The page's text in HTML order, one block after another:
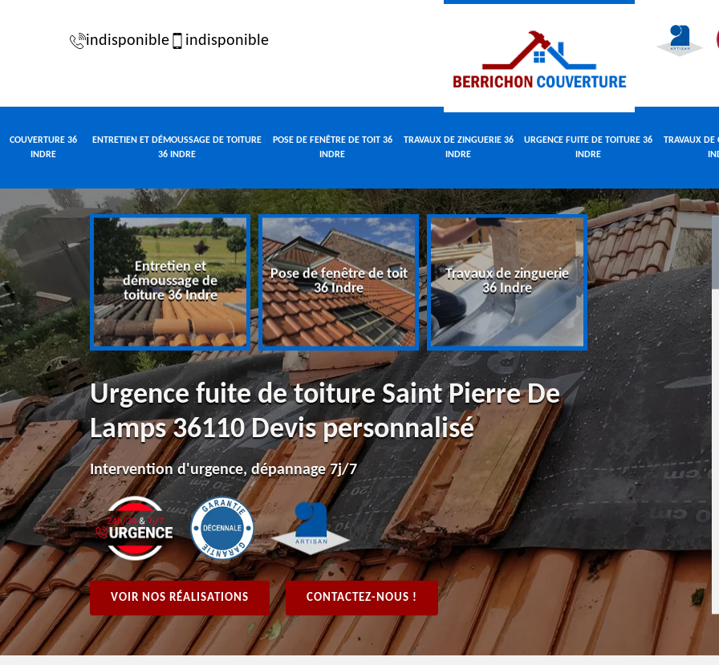
indisponible indisponible
COUVERTURE 36
INDRE
ENTRETIEN ET DÉMOUSSAGE DE TOITURE
36 INDRE
POSE DE FENÊTRE DE TOIT 36
INDRE
TRAVAUX DE ZINGUERIE 36
INDRE
URGENCE FUITE DE TOITURE 36
INDRE
TRAVAUX DE
36 Indre
Entretien et
démoussage de
toiture 36 Indre
Pose de fenêtre de toit
36 Indre
Travaux de zinguerie
36 Indre
Urgence fuite de
toiture 36
Urgence fuite de toiture Saint Pierre De
Lamps 36110 Devis personnalisé
Intervention d'urgence, dépannage 7j/7
VOIR NOS RÉALISATIONS CONTACTEZ-NOUS !